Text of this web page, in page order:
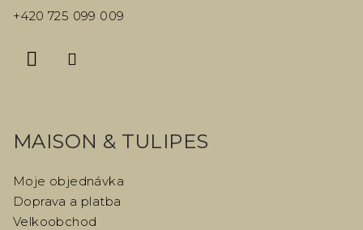
+420 725 099 009
MAISON & TULIPES
Moje objednávka
Doprava a platba
Velkoobchod